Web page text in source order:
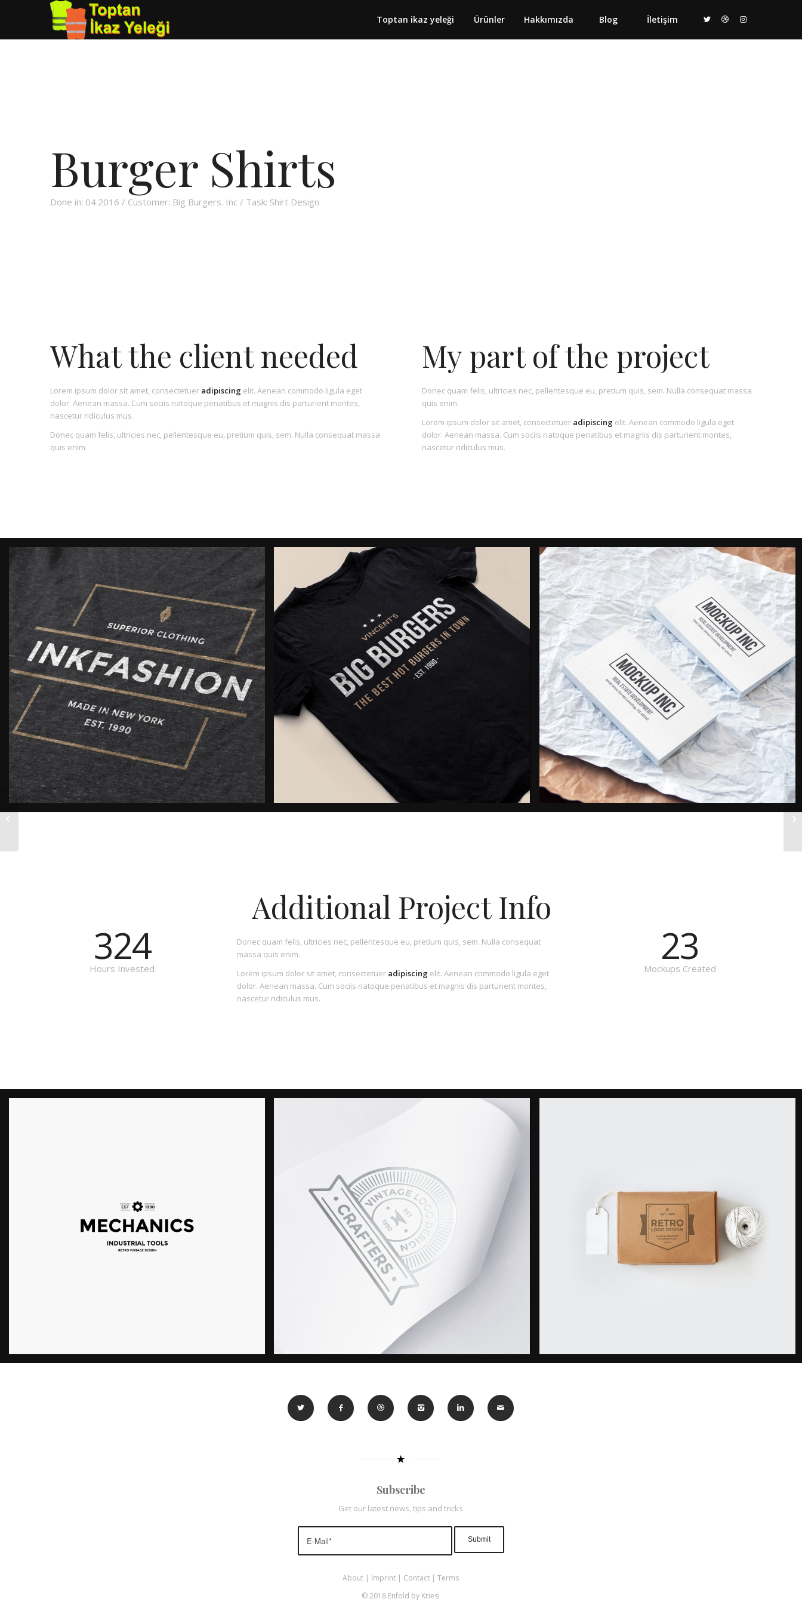
Toptan ikaz yeleği Ürünler Hakkımızda Blog İletişim
Burger Shirts
Done in: 04.2016 / Customer: Big Burgers. Inc / Task: Shirt Design
What the client needed
Lorem ipsum dolor sit amet, consectetuer adipiscing elit. Aenean commodo ligula eget
dolor. Aenean massa. Cum sociis natoque penatibus et magnis dis parturient montes,
nascetur ridiculus mus.
Donec quam felis, ultricies nec, pellentesque eu, pretium quis, sem. Nulla consequat massa
quis enim.
My part of the project
Donec quam felis, ultricies nec, pellentesque eu, pretium quis, sem. Nulla consequat massa
quis enim.
Lorem ipsum dolor sit amet, consectetuer adipiscing elit. Aenean commodo ligula eget
dolor. Aenean massa. Cum sociis natoque penatibus et magnis dis parturient montes,
nascetur ridiculus mus.
324
Hours Invested
Additional Project Info
Donec quam felis, ultricies nec, pellentesque eu, pretium quis, sem. Nulla consequat
massa quis enim.
Lorem ipsum dolor sit amet, consectetuer adipiscing elit. Aenean commodo ligula eget
dolor. Aenean massa. Cum sociis natoque penatibus et magnis dis parturient montes,
nascetur ridiculus mus.
23
Mockups Created
Subscribe
Get our latest news, tips and tricks
About | Imprint | Contact |Terms
© 2018 Enfold by Kriesi
A dummy portfolio